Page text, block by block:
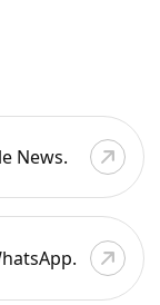
News.